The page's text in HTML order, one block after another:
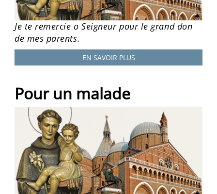
Je te remercie o Seigneur pour le grand don
de mes parents.
EN SAVOIR PLUS
Pour un malade